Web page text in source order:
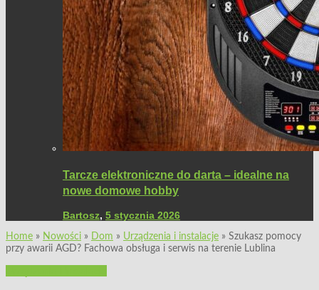
Tarcze elektroniczne do darta – idealne na
nowe domowe hobby
Bartosz, 5 stycznia 2026
Home » Nowości » Dom » Urządzenia i instalacje » Szukasz pomocy
przy awarii AGD? Fachowa obsługa i serwis na terenie Lublina